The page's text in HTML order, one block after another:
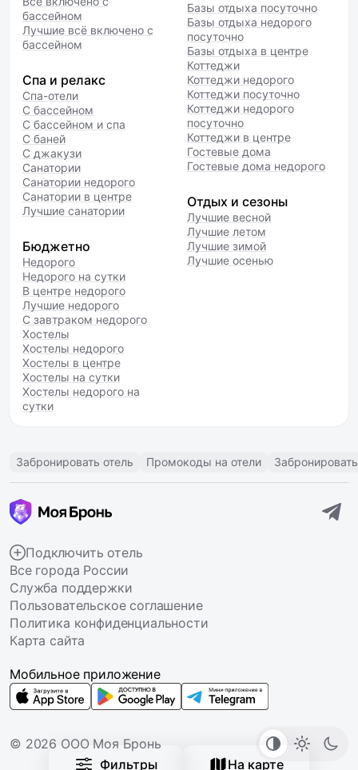
Фильтры На карте
бассейном
Лучшие всё включено с
бассейном
Спа и релакс
Спа-отели
С бассейном
С бассейном и спа
С баней
С джакузи
Санатории
Санатории недорого
Санатории в центре
Лучшие санатории
Бюджетно
Недорого
Недорого на сутки
В центре недорого
Лучшие недорого
С завтраком недорого
Хостелы
Хостелы недорого
Хостелы в центре
Хостелы на сутки
Хостелы недорого на
сутки
Базы отдыха посуточно
Базы отдыха недорого
посуточно
Базы отдыха в центре
Коттеджи
Коттеджи недорого
Коттеджи посуточно
Коттеджи недорого
посуточно
Коттеджи в центре
Гостевые дома
Гостевые дома недорого
Отдых и сезоны
Лучшие весной
Лучшие летом
Лучшие зимой
Лучшие осенью
Забронировать отель Промокоды на отели
Подключить отель
Все города России
Служба поддержки
Пользовательское соглашение
Политика конфиденциальности
Карта сайта
© 2026 ООО Моя Бронь
Мобильное приложение